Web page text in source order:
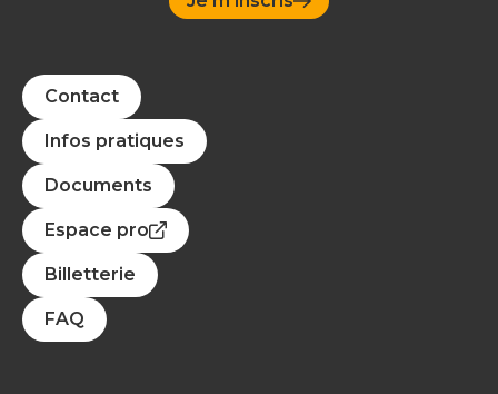
Contact
Infos pratiques
Documents
Espace pro
Billetterie
FAQ